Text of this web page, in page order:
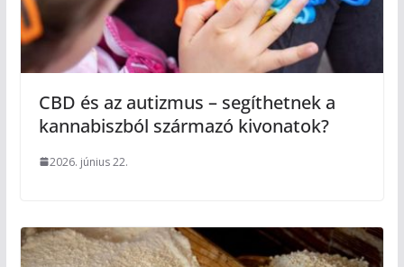
CBD és az autizmus – segíthetnek a
kannabiszból származó kivonatok?
2026. június 22.